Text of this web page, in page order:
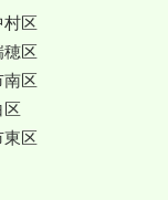
区
区
区
区
区